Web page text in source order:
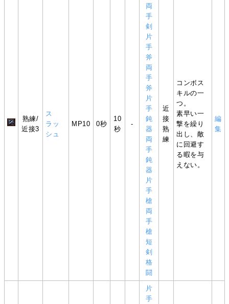
熟練/
近接3
ス
ラッ
シュ
MP10 0秒
10
秒
-
両
手
剣
片
手
斧
両
手
斧
片
手
鈍
器
両
手
鈍
器
片
手
槍
両
手
槍
短
剣
格
闘
近
接
熟
練
コンボス
キルの一
つ。
素早い一
撃を繰り
出し、敵
に回避す
る暇を与
えない。
編
集
片
手